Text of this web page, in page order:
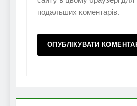
подальших коментарів.